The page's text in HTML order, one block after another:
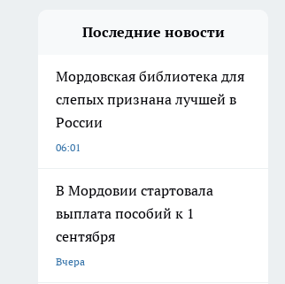
Последние новости
Мордовская библиотека для
слепых признана лучшей в
России
06:01
В Мордовии стартовала
выплата пособий к 1
сентября
Вчера